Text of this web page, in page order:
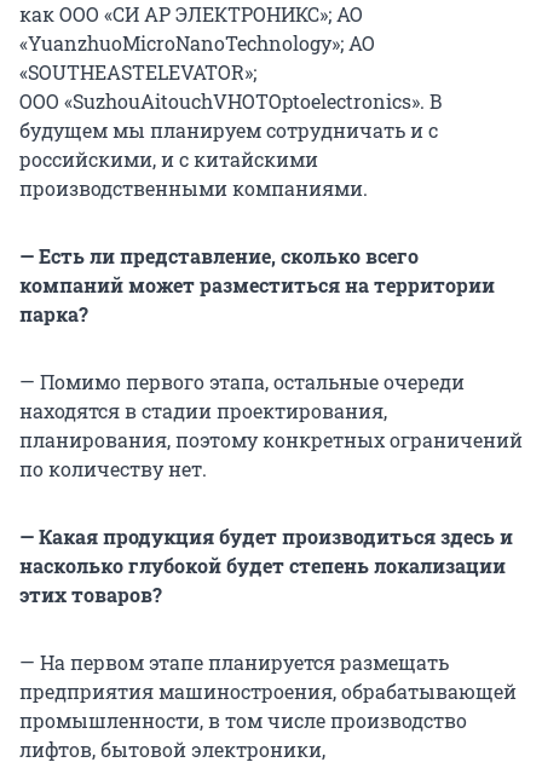
как ООО «СИ АР ЭЛЕКТРОНИКС»; АО
«YuanzhuoMicroNanoTechnology»; АО
«SOUTHEASTELEVATOR»;
ООО «SuzhouAitouchVHOTOptoelectronics». В
будущем мы планируем сотрудничать и с
российскими, и с китайскими
производственными компаниями.
— Есть ли представление, сколько всего
компаний может разместиться на территории
парка?
— Помимо первого этапа, остальные очереди
находятся в стадии проектирования,
планирования, поэтому конкретных ограничений
по количеству нет.
— Какая продукция будет производиться здесь и
насколько глубокой будет степень локализации
этих товаров?
— На первом этапе планируется размещать
предприятия машиностроения, обрабатывающей
промышленности, в том числе производство
лифтов, бытовой электроники,